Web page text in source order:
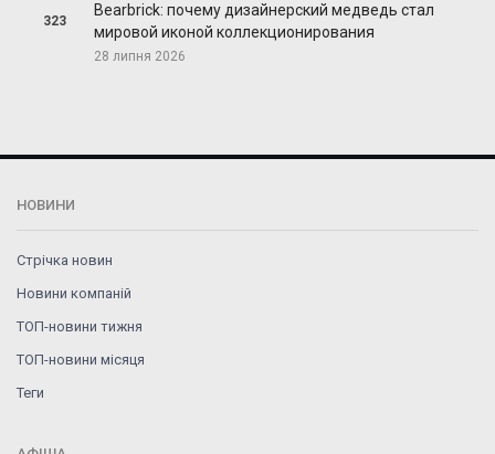
323
Bearbrick: почему дизайнерский медведь стал
мировой иконой коллекционирования
28 липня 2026
НОВИНИ
Стрічка новин
Новини компаній
ТОП-новини тижня
ТОП-новини місяця
Теги